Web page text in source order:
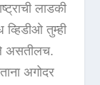
लाडकी
तुम्ही
असतीलच.
अगोदर